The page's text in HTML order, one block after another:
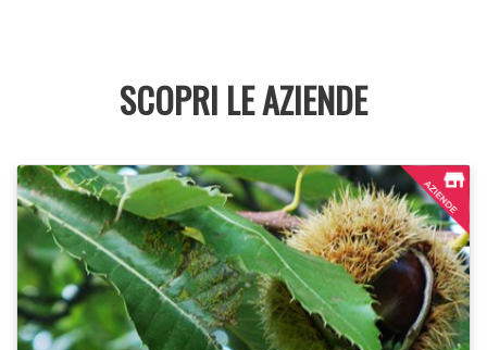
SCOPRI LE AZIENDE